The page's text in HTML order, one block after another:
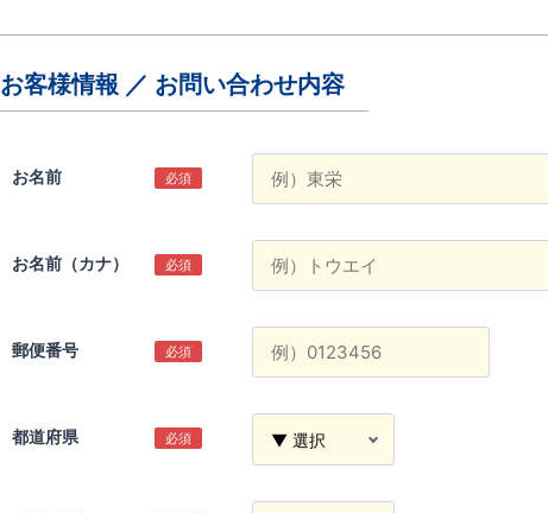
お客様情報 ／ お問い合わせ内容
お名前 必須
お名前（カナ） 必須
郵便番号 必須
都道府県 必須